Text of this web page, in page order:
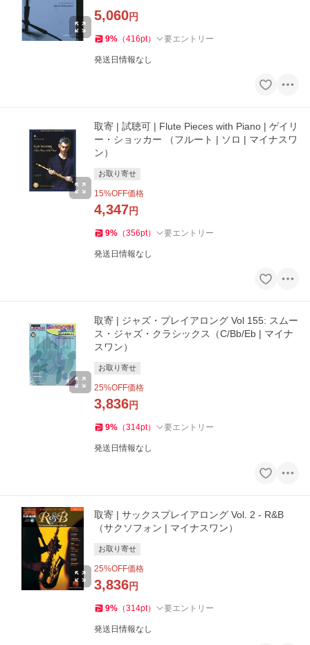
5,060円
9% （416pt） 要エントリー
発送日情報なし
取寄 | 試聴可 | Flute Pieces with Piano | ゲイリ
ー・ショッカー （フルート | ソロ | マイナスワ
ン）
お取り寄せ
15%OFF価格
4,347円
9% （356pt） 要エントリー
発送日情報なし
取寄 | ジャズ・プレイアロング Vol 155: スムー
ス・ジャズ・クラシックス（C/Bb/Eb | マイナ
スワン）
お取り寄せ
25%OFF価格
3,836円
9% （314pt） 要エントリー
発送日情報なし
取寄 | サックスプレイアロング Vol. 2 - R&B
（サクソフォン | マイナスワン）
お取り寄せ
25%OFF価格
3,836円
9% （314pt） 要エントリー
発送日情報なし